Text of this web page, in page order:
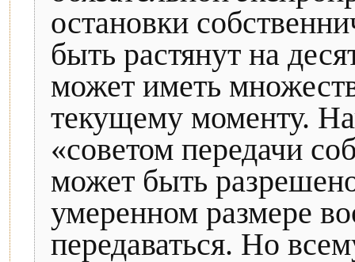
остановки
быть растянут на
может иметь
текущему моменту.
«советом передачи
может быть
умеренном размере
передаваться. Но